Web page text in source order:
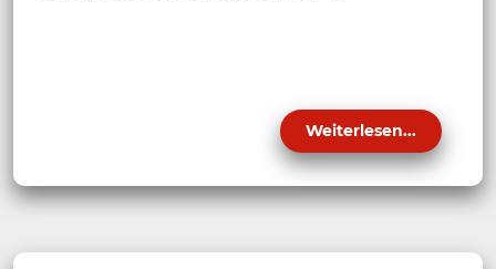
Weiterlesen...